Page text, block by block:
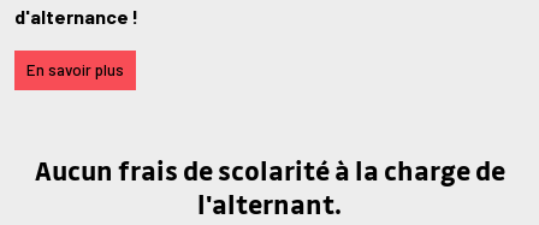
d'alternance !
En savoir plus
Aucun frais de scolarité à la charge de
l'alternant.